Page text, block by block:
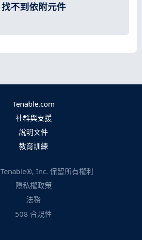
找不到依附元件
Tenable.com
社群與支援
說明文件
教育訓練
Tenable®, Inc. 保留所有權利
隱私權政策
法務
508 合規性